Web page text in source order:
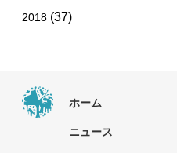
2018 (37)
ホーム
ニュース